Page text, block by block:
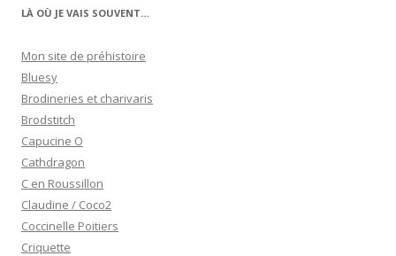
LÀ OÙ JE VAIS SOUVENT…
Mon site de préhistoire
Bluesy
Brodineries et charivaris
Brodstitch
Capucine O
Cathdragon
C en Roussillon
Claudine / Coco2
Coccinelle Poitiers
Criquette